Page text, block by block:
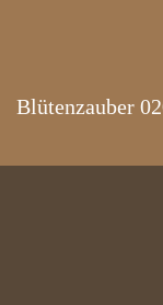
Blütenzauber